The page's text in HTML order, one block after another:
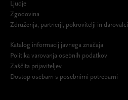
Ljudje
Zgodovina
Združenja, partnerji, pokrovitelji in darovalci
Katalog informacij javnega značaja
Politika varovanja osebnih podatkov
Zaščita prijaviteljev
Dostop osebam s posebnimi potrebami